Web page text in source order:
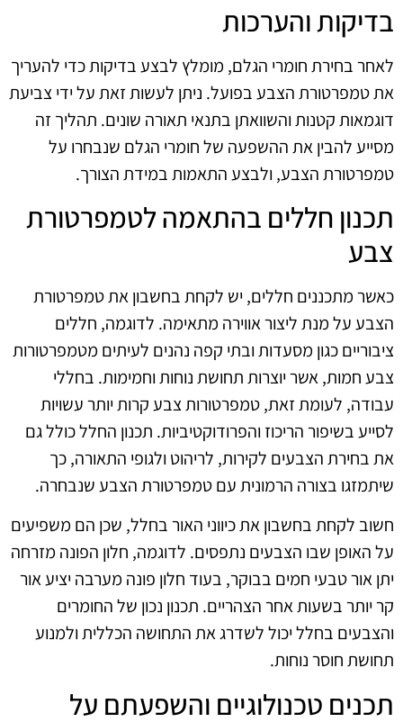
בדיקות והערכות
לאחר בחירת חומרי הגלם, מומלץ לבצע בדיקות כדי להעריך
את טמפרטורת הצבע בפועל. ניתן לעשות זאת על ידי צביעת
דוגמאות קטנות והשוואתן בתנאי תאורה שונים. תהליך זה
מסייע להבין את ההשפעה של חומרי הגלם שנבחרו על
טמפרטורת הצבע, ולבצע התאמות במידת הצורך.
תכנון חללים בהתאמה לטמפרטורת
צבע
כאשר מתכננים חללים, יש לקחת בחשבון את טמפרטורת
הצבע על מנת ליצור אווירה מתאימה. לדוגמה, חללים
ציבוריים כגון מסעדות ובתי קפה נהנים לעיתים מטמפרטורות
צבע חמות, אשר יוצרות תחושת נוחות וחמימות. בחללי
עבודה, לעומת זאת, טמפרטורות צבע קרות יותר עשויות
לסייע בשיפור הריכוז והפרודוקטיביות. תכנון החלל כולל גם
את בחירת הצבעים לקירות, לריהוט ולגופי התאורה, כך
שיתמזגו בצורה הרמונית עם טמפרטורת הצבע שנבחרה.
חשוב לקחת בחשבון את כיווני האור בחלל, שכן הם משפיעים
על האופן שבו הצבעים נתפסים. לדוגמה, חלון הפונה מזרחה
יתן אור טבעי חמים בבוקר, בעוד חלון פונה מערבה יציע אור
קר יותר בשעות אחר הצהריים. תכנון נכון של החומרים
והצבעים בחלל יכול לשדרג את התחושה הכללית ולמנוע
תחושת חוסר נוחות.
תכנים טכנולוגיים והשפעתם על